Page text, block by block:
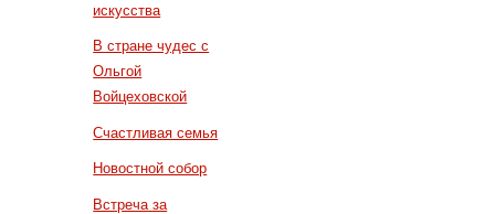
искусства
В стране чудес с
Ольгой
Войцеховской
Счастливая семья
Новостной собор
Встреча за